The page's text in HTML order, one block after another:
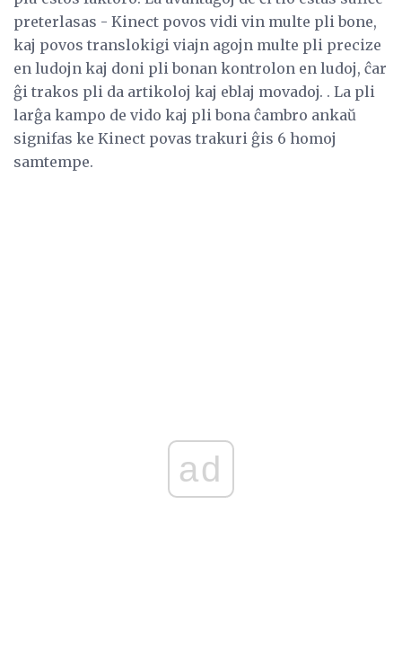
preterlasas - Kinect povos vidi vin multe pli bone,
kaj povos translokigi viajn agojn multe pli precize
en ludojn kaj doni pli bonan kontrolon en ludoj, ĉar
ĝi trakos pli da artikoloj kaj eblaj movadoj. . La pli
larĝa kampo de vido kaj pli bona ĉambro ankaŭ
signifas ke Kinect povas trakuri ĝis 6 homoj
samtempe.
ad